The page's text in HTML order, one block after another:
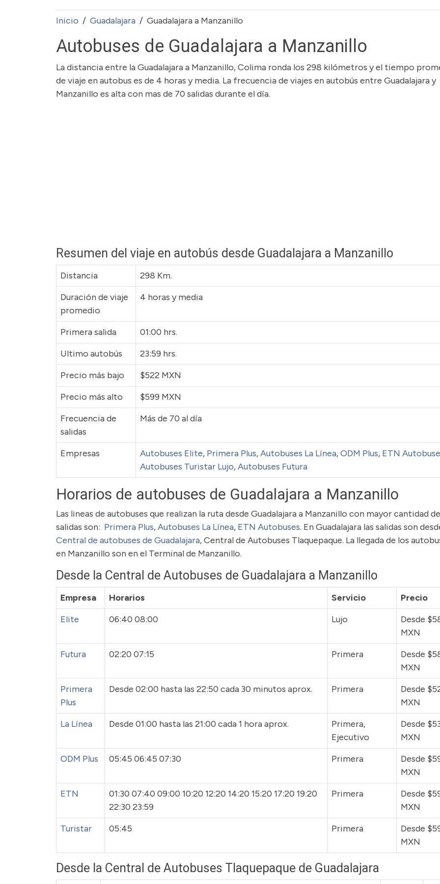
Inicio Guadalajara Guadalajara a Manzanillo
Autobuses de Guadalajara a Manzanillo
La distancia entre la Guadalajara a Manzanillo, Colima ronda los 298 kilómetros y el tiempo
de viaje en autobus es de 4 horas y media. La frecuencia de viajes en autobús entre Guadalajara y
Manzanillo es alta con mas de 70 salidas durante el día.
Resumen del viaje en autobús desde Guadalajara a Manzanillo
Distancia
298 Km.
Duración de viaje
promedio
4 horas y media
Primera salida
01:00 hrs.
Ultimo autobús
23:59 hrs.
Precio más bajo
$522 MXN
Precio más alto
$599 MXN
Frecuencia de
salidas
Más de 70 al día
Empresas Autobuses Elite, Primera Plus,Autobuses La Línea,ODM Plus, ETN
Autobuses Turistar Lujo,Autobuses Futura
Horarios de autobuses de Guadalajara a Manzanillo
Las lineas de autobuses que realizan la ruta desde Guadalajara a Manzanillo con mayor cantidad de
salidas son: Primera Plus,Autobuses La Línea, ETN Autobuses. En Guadalajara las salidas son
Central de autobuses de Guadalajara, Central de Autobuses Tlaquepaque. La llegada de los
en Manzanillo son en el Terminal de Manzanillo.
Desde la Central de Autobuses de Guadalajara a Manzanillo
Empresa Horarios Servicio
Precio
Elite
06:40 08:00 Lujo
Desde
MXN
Futura
02:20 07:15 Primera
Desde
MXN
Primera
Plus
Desde 02:00 hasta las 22:50 cada 30 minutos aprox. Primera
Desde
MXN
La Línea
Desde 01:00 hasta las 21:00 cada 1 hora aprox.
Primera,
Ejecutivo
Desde
MXN
ODM Plus
05:45 06:45 07:30 Primera
Desde
MXN
ETN
01:30 07:40 09:00 10:20 12:20 14:20 15:20 17:20 19:20
22:30 23:59
Primera
Desde
MXN
Turistar
05:45 Primera
Desde
MXN
Desde la Central de Autobuses Tlaquepaque de Guadalajara